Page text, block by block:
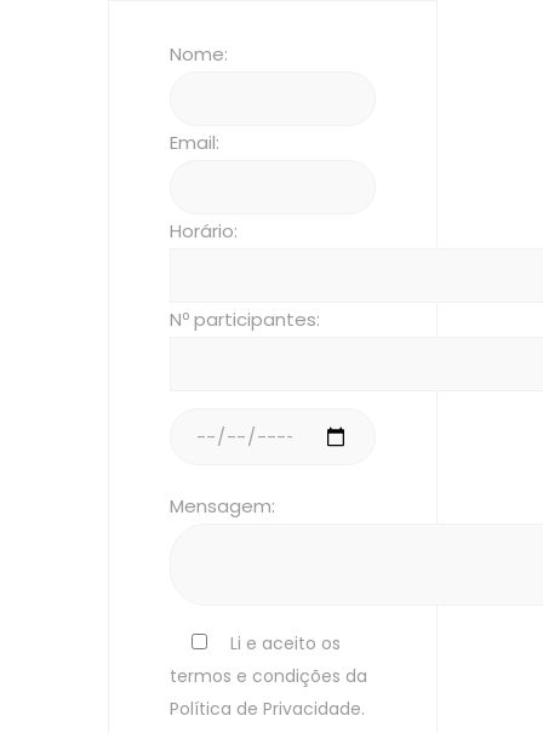
Nome:
Email:
Horário:
Nº participantes:
Mensagem:
Li e aceito os
termos e condições da
Política de Privacidade.